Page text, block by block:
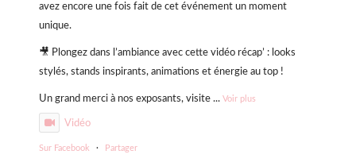
avez encore une fois fait de cet événement un moment
unique.
🎥 Plongez dans l’ambiance avec cette vidéo récap’ : looks
stylés, stands inspirants, animations et énergie au top !
Un grand merci à nos exposants, visite ... Voir plus
Vidéo
Sur Facebook · Partager